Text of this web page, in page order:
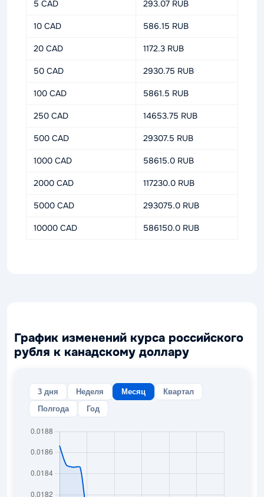
5 CAD 293.07 RUB
10 CAD 586.15 RUB
20 CAD 1172.3 RUB
50 CAD 2930.75 RUB
100 CAD 5861.5 RUB
250 CAD 14653.75 RUB
500 CAD 29307.5 RUB
1000 CAD 58615.0 RUB
2000 CAD 117230.0 RUB
5000 CAD 293075.0 RUB
10000 CAD 586150.0 RUB
График изменений курса российского
рубля к канадскому доллару
3 дня Неделя Месяц
Квартал
Полгода
Год